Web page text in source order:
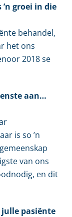
groei in die
behandel,
het ons
2018 se
aan…
is so ’n
van ons
en dit
pasiënte